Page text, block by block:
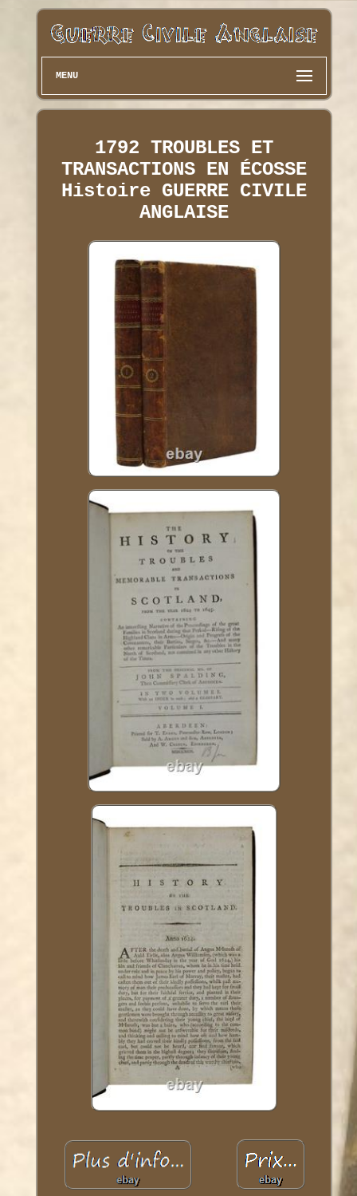
MENU
1792 TROUBLES ET
TRANSACTIONS EN ÉCOSSE
Histoire GUERRE CIVILE
ANGLAISE